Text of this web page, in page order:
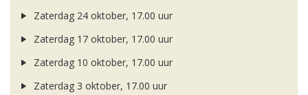
Zaterdag 24 oktober, 17.00 uur
Zaterdag 17 oktober, 17.00 uur
Zaterdag 10 oktober, 17.00 uur
Zaterdag 3 oktober, 17.00 uur